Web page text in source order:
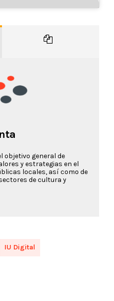
objetivo general de
y estrategias en el
locales, así como de
de cultura y
IU Digital